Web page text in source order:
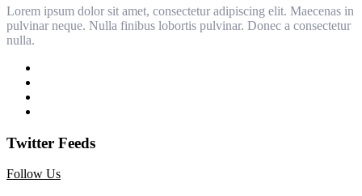
Lorem ipsum dolor sit amet, consectetur adipiscing elit. Maecenas in
pulvinar neque. Nulla finibus lobortis pulvinar. Donec a consectetur
nulla.
Twitter Feeds
Follow Us